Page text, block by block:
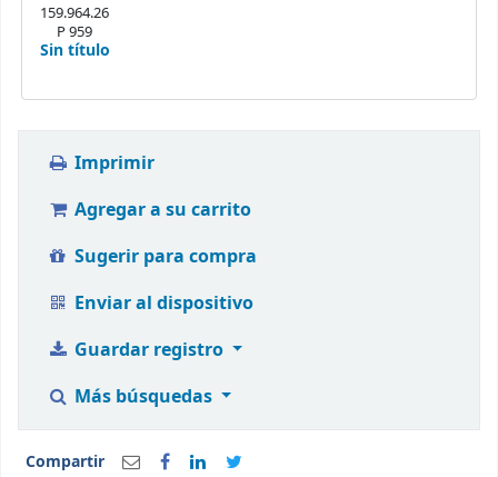
159.964.26
P 959
Sin título
Imprimir
Agregar a su carrito
Sugerir para compra
Enviar al dispositivo
Guardar registro
Más búsquedas
Compartir